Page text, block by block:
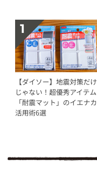
【ダイソー】地震対策だけ
じゃない！超優秀アイテム
「耐震マット」のイエナカ
活用術6選